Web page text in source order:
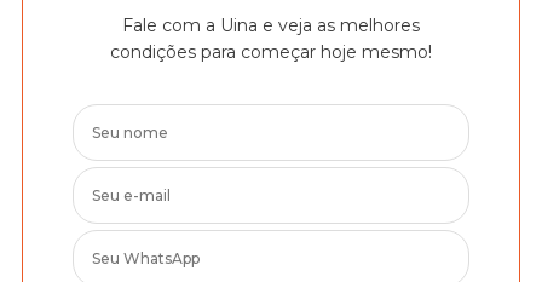
Fale com a Uina e veja as melhores
condições para começar hoje mesmo!